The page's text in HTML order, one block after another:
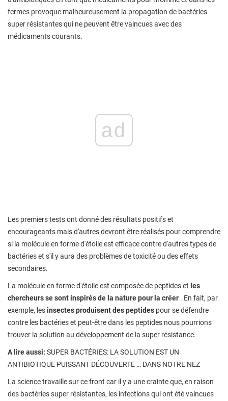
fermes provoque malheureusement la propagation de bactéries
super résistantes qui ne peuvent être vaincues avec des
médicaments courants.
ad
Les premiers tests ont donné des résultats positifs et
encourageants mais d'autres devront être réalisés pour comprendre
si la molécule en forme d'étoile est efficace contre d'autres types de
bactéries et s'il y aura des problèmes de toxicité ou des effets
secondaires.
La molécule en forme d'étoile est composée de peptides et les
chercheurs se sont inspirés de la nature pour la créer . En fait, par
exemple, lesinsectes produisent des peptides pour se défendre
contre les bactéries et peut-être dans les peptides nous pourrions
trouver la solution au développement de la super résistance.
A lire aussi: SUPER BACTÉRIES: LA SOLUTION EST UN
ANTIBIOTIQUE PUISSANT DÉCOUVERTE … DANS NOTRE NEZ
La science travaille sur ce front car il y a une crainte que, en raison
des bactéries super résistantes, les infections qui ont été vaincues